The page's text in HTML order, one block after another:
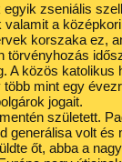
egyik zseniális
valamit a
korszaka ez,
törvényhozás
A közös katolikus
több mint egy
jogait.
született.
generálisa volt és
őt, abba a